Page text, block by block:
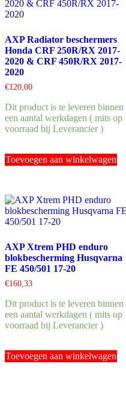
AXP Radiator beschermers
Honda CRF 250R/RX 2017-
2020 & CRF 450R/RX 2017-
2020
€120,00
Dit product is te leveren binnen
een aantal werkdagen ( mits op
voorraad bij Leverancier )
Toevoegen aan winkelwagen
AXP Xtrem PHD enduro
blokbescherming Husqvarna
FE 450/501 17-20
€160,33
Dit product is te leveren binnen
een aantal werkdagen ( mits op
voorraad bij Leverancier )
Toevoegen aan winkelwagen